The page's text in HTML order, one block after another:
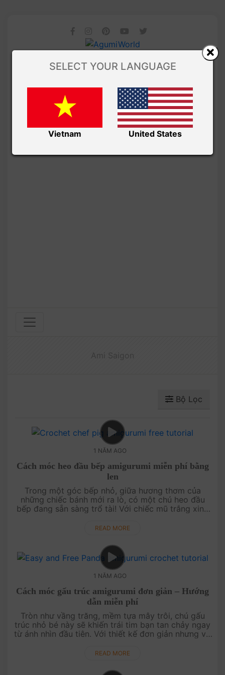
Bộ Lọc
1 NĂM AGO
Cách móc heo đầu bếp amigurumi miễn phí bằng
len
Trong một góc bếp nhỏ, giữa hương thơm của
những chiếc bánh mới ra lò, có một chú heo đầu
bếp đang sẵn sàng trổ tài! Với chiếc mũ trắng xinh
món quà hoàn hảo cho....
READ MORE
1 NĂM AGO
Cách móc gấu trúc amigurumi đơn giản – Hướng
dẫn miễn phí
Tròn như vầng trăng, mềm tựa mây trôi, chú gấu
trúc nhỏ bé này sẽ khiến trái tim bạn tan chảy ngay
từ ánh nhìn đầu tiên. Với thiết kế đơn giản nhưng vô
người mới bắt ....
READ MORE
SELECT YOUR LANGUAGE
Vietnam United States